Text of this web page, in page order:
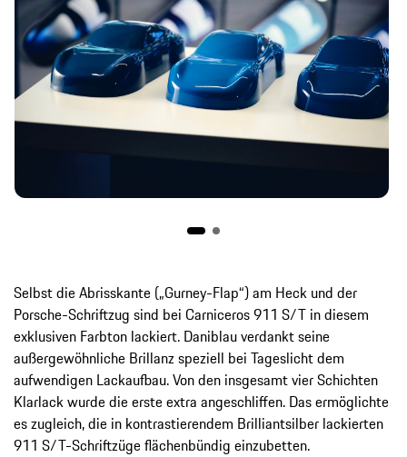
Selbst die Abrisskante („Gurney-Flap“) am Heck und der
Porsche-Schriftzug sind bei Carniceros 911 S/T in diesem
exklusiven Farbton lackiert. Daniblau verdankt seine
außergewöhnliche Brillanz speziell bei Tageslicht dem
aufwendigen Lackaufbau. Von den insgesamt vier Schichten
Klarlack wurde die erste extra angeschliffen. Das ermöglichte
es zugleich, die in kontrastierendem Brilliantsilber lackierten
911 S/T-Schriftzüge flächenbündig einzubetten.